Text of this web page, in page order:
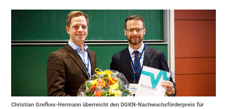
Christian Grefkes-Hermann überreicht den DGKN-Nachwuchsförderpreis für